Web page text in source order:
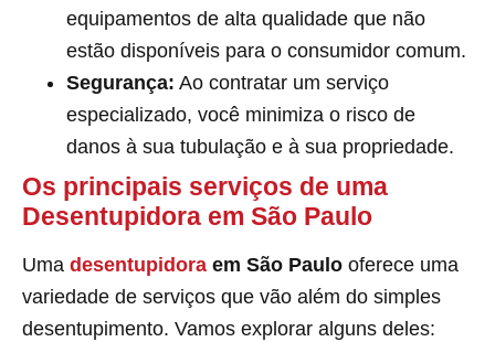
equipamentos de alta qualidade que não
estão disponíveis para o consumidor comum.
Segurança: Ao contratar um serviço
especializado, você minimiza o risco de
danos à sua tubulação e à sua propriedade.
Os principais serviços de uma
Desentupidora em São Paulo
Uma desentupidora em São Paulo oferece uma
variedade de serviços que vão além do simples
desentupimento. Vamos explorar alguns deles: